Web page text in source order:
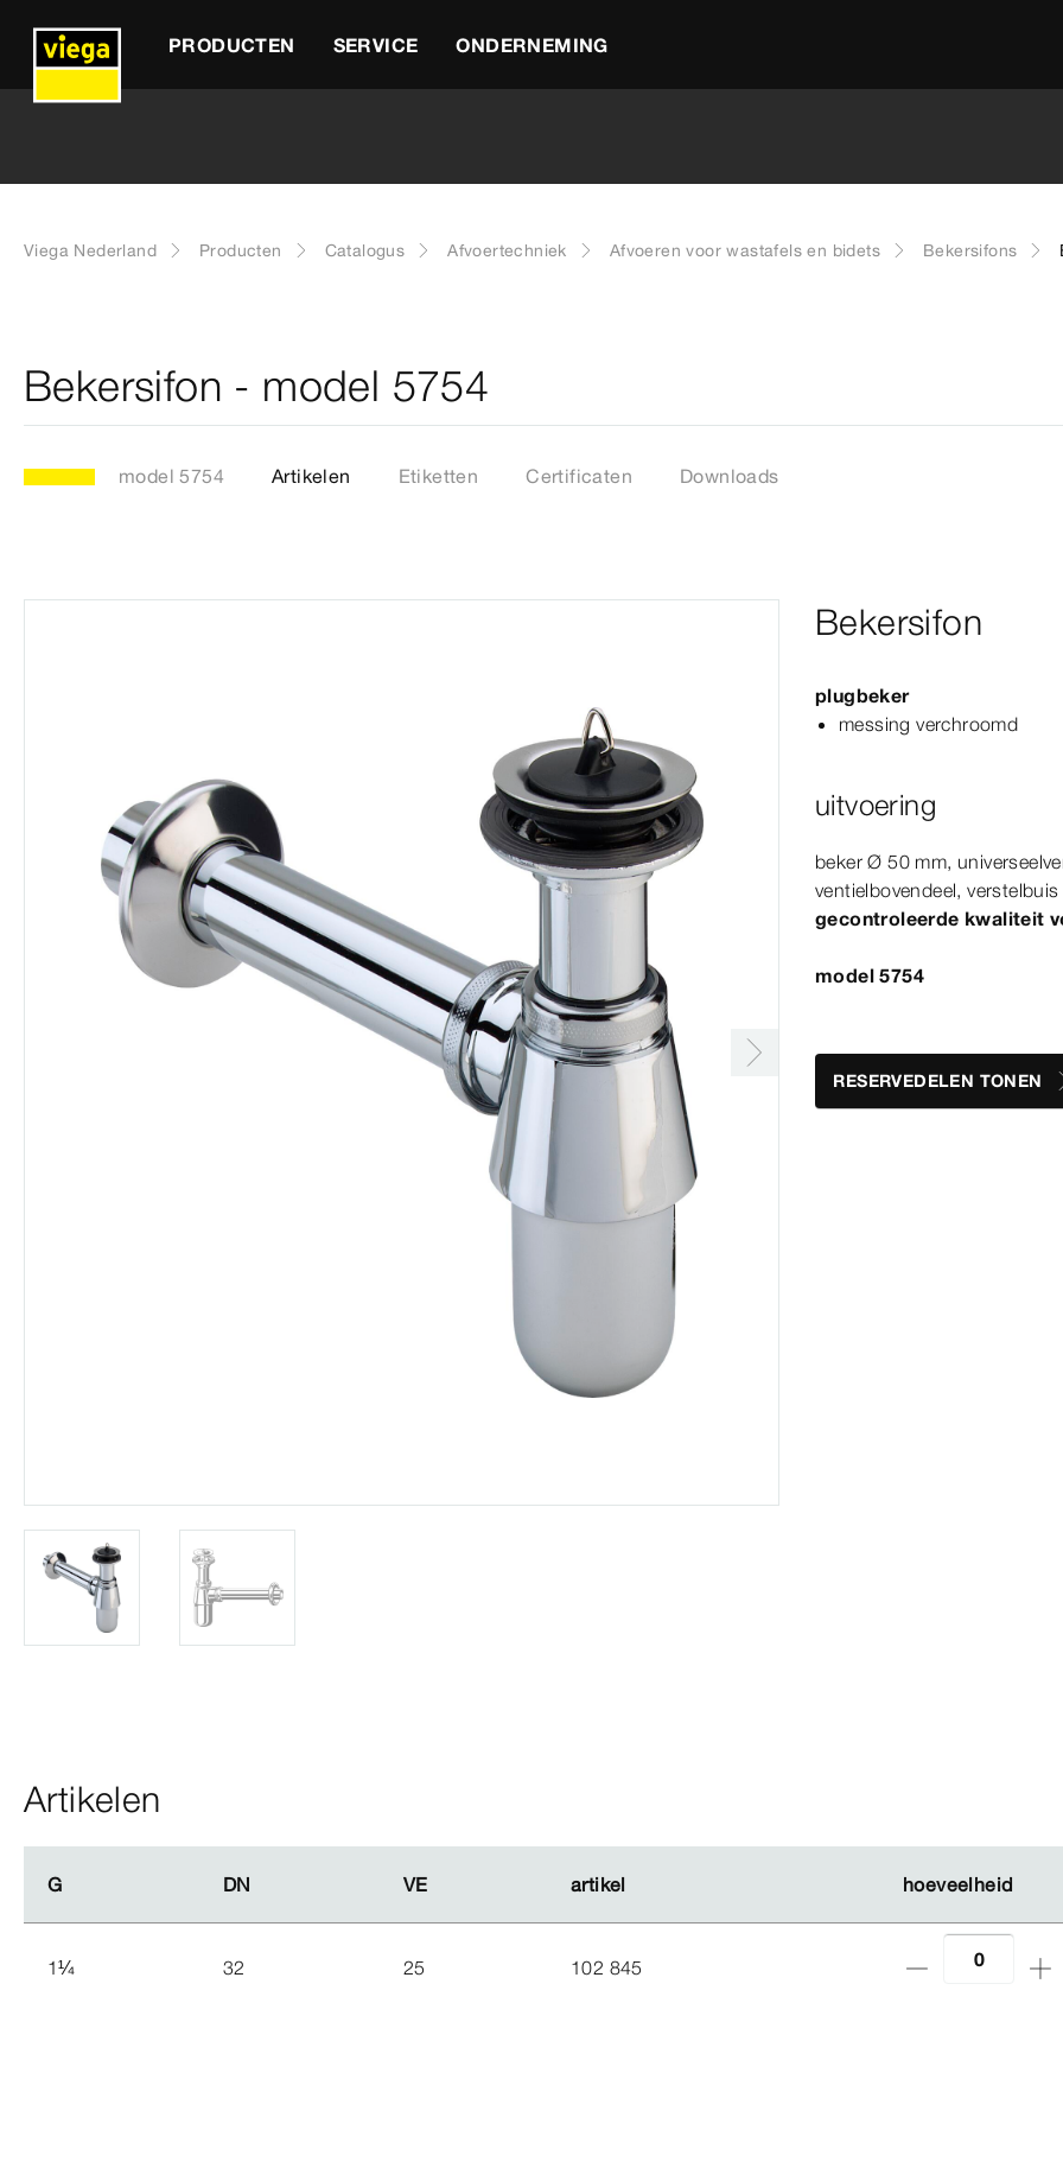
PRODUCTEN SERVICE ONDERNEMING
Viega Nederland Producten Catalogus Afvoertechniek Afvoeren voor wastafels en bidets Bekersifons
Bekersifon - model 5754
model 5754 Artikelen Etiketten Certificaten Downloads
Bekersifon
plugbeker
messing verchroomd
uitvoering
beker Ø50 mm,
ventielbovendeel,
gecontroleerde kwaliteit
model 5754
RESERVEDELEN TONEN
Artikelen
G DN VE artikel hoeveelheid
G DN VE artikel hoeveelheid
1¼ 32 25 102 845